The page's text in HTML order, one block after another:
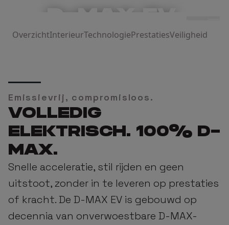
D-MAX EV
Vanaf€ 85.293 incl. BTW
Ontvang je offerte
OverzichtInterieurTechnologiePrestatiesVeiligheid
Emissievrij, compromisloos.
VOLLEDIG
ELEKTRISCH. 100% D-
MAX.
Snelle acceleratie, stil rijden en geen
uitstoot, zonder in te leveren op prestaties
of kracht. De D-MAX EV is gebouwd op
decennia van onverwoestbare D-MAX-